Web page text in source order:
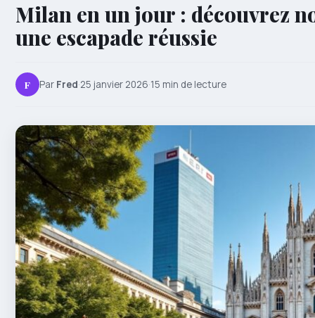
Milan en un jour : découvrez
une escapade réussie
F Par Fred·25 janvier 2026·15 min de lecture